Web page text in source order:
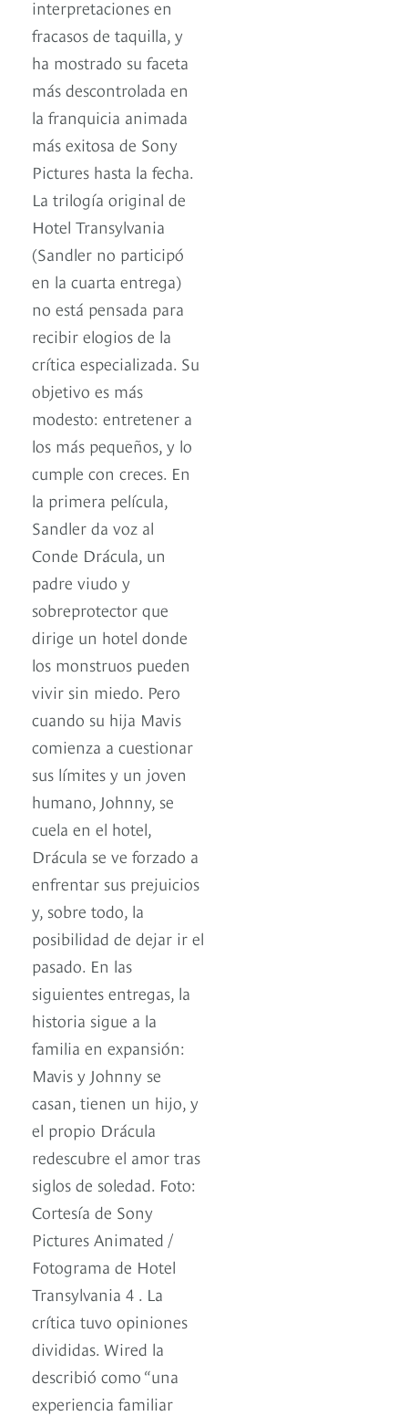
interpretaciones en
fracasos de taquilla, y
ha mostrado su faceta
más descontrolada en
la franquicia animada
más exitosa de Sony
Pictures hasta la fecha.
La trilogía original de
Hotel Transylvania
(Sandler no participó
en la cuarta entrega)
no está pensada para
recibir elogios de la
crítica especializada. Su
objetivo es más
modesto: entretener a
los más pequeños, y lo
cumple con creces. En
la primera película,
Sandler da voz al
Conde Drácula, un
padre viudo y
sobreprotector que
dirige un hotel donde
los monstruos pueden
vivir sin miedo. Pero
cuando su hija Mavis
comienza a cuestionar
sus límites y un joven
humano, Johnny, se
cuela en el hotel,
Drácula se ve forzado a
enfrentar sus prejuicios
y, sobre todo, la
posibilidad de dejar ir el
pasado. En las
siguientes entregas, la
historia sigue a la
familia en expansión:
Mavis y Johnny se
casan, tienen un hijo, y
el propio Drácula
redescubre el amor tras
siglos de soledad. Foto:
Cortesía de Sony
Pictures Animated /
Fotograma de Hotel
Transylvania 4 . La
crítica tuvo opiniones
divididas. Wired la
describió como “una
experiencia familiar